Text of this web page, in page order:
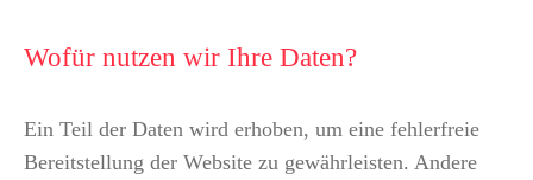
Wofür nutzen wir Ihre Daten?
Ein Teil der Daten wird erhoben, um eine fehlerfreie
Bereitstellung der Website zu gewährleisten. Andere